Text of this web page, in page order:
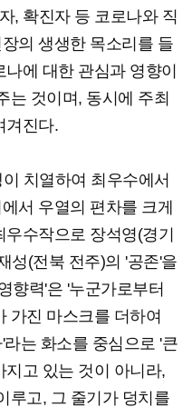
, 확진자 등 코로나와 직
의 생생한 목소리를 들
에 대한 관심과 영향이
는 것이며, 동시에 주최
겨진다.
치열하여 최우수에서
서 우열의 편차를 크게
수작으로 장석영(경기
성(전북 전주)의 '공존'을
향력'은 '누군가로부터
가진 마스크를 더하여
는 화소를 중심으로 '큰
고 있는 것이 아니라,
루고, 그 줄기가 덩치를